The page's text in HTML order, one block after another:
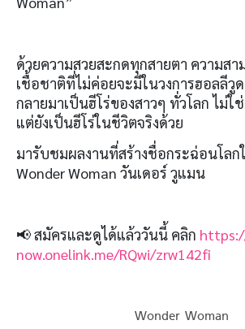
ด้วยความสวยสะกดทุกสายตา ความส
เชื้อชาติที่ไม่ค่อยจะมีในวงการฮอลลี
กลายมาเป็นฮีโร่ของสาวๆ ทั่วโลก ไม่
แต่ยังเป็นฮีโร่ในชีวิตจริงด้วย
มารับชมผลงานที่สร้างชื่อกระฉ่อนโลก
Wonder Woman วันเดอร์ วูแมน
📢 สมัครและดูได้แล้ววันนี้ คลิก
now.onelink.me/RQwi/zrw142fi
Wonder Woman